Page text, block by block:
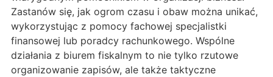
Zastanów się, jak ogrom czasu i obaw można unikać,
wykorzystując z pomocy fachowej specjalistki
finansowej lub poradcy rachunkowego. Wspólne
działania z biurem fiskalnym to nie tylko rzutowe
organizowanie zapisów, ale także taktyczne